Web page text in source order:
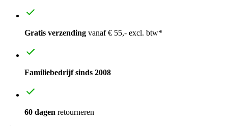
Gratis verzending vanaf € 55,- excl. btw*
Familiebedrijf sinds 2008
60 dagen retourneren